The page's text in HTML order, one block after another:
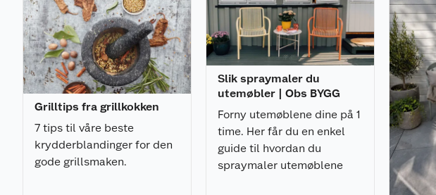
Grilltips fra grillkokken
7 tips til våre beste
krydderblandinger for den
gode grillsmaken.
Slik spraymaler du
utemøbler | Obs BYGG
Forny utemøblene dine på 1
time. Her får du en enkel
guide til hvordan du
spraymaler utemøblene